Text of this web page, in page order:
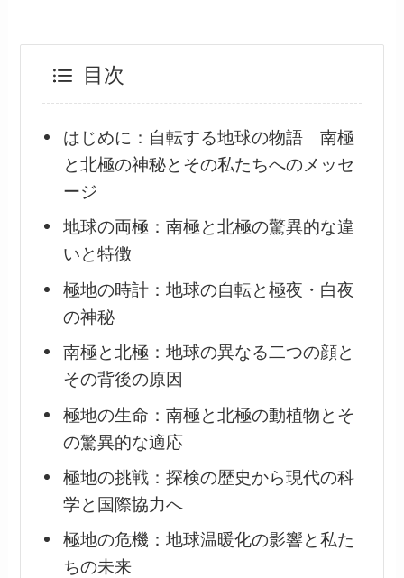
目次
はじめに：自転する地球の物語 南極
と北極の神秘とその私たちへのメッセ
ージ
地球の両極：南極と北極の驚異的な違
いと特徴
極地の時計：地球の自転と極夜・白夜
の神秘
南極と北極：地球の異なる二つの顔と
その背後の原因
極地の生命：南極と北極の動植物とそ
の驚異的な適応
極地の挑戦：探検の歴史から現代の科
学と国際協力へ
極地の危機：地球温暖化の影響と私た
ちの未来